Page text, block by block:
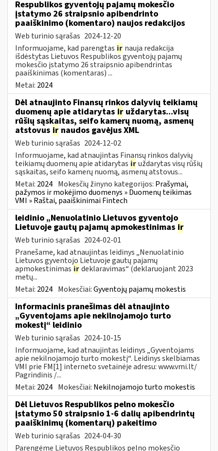
Respublikos gyventojų pajamų mokesčio
įstatymo 26 straipsnio apibendrinto
paaiškinimo (komentaro) naujos redakcijos
Web turinio sąrašas 2024-12-20
Informuojame, kad parengtas ir nauja redakcija
išdėstytas Lietuvos Respublikos gyventojų pajamų
mokesčio įstatymo 26 straipsnio apibendrintas
paaiškinimas (komentaras) ...
Metai: 2024
Dėl atnaujinto Finansų rinkos dalyvių teikiamų
duomenų apie atidarytas ir uždarytas...visų
rūšių sąskaitas, seifo kamerų nuomą, asmenų
atstovus ir naudos gavėjus XML
Web turinio sąrašas 2024-12-02
Informuojame, kad atnaujintas Finansų rinkos dalyvių
teikiamų duomenų apie atidarytas iruždarytas visų rūšių
sąskaitas, seifo kamerų nuomą, asmenų atstovus...
Metai: 2024 Mokesčių žinyno kategorijos: Prašymai,
pažymos ir mokėjimo duomenys » Duomenų teikimas
VMI » Raštai, paaiškinimai Fintech
leidinio „Nenuolatinio Lietuvos gyventojo
Lietuvoje gautų pajamų apmokestinimas ir
Web turinio sąrašas 2024-02-01
Pranešame, kad atnaujintas leidinys „Nenuolatinio
Lietuvos gyventojo Lietuvoje gautų pajamų
apmokestinimas irdeklaravimas“ (deklaruojant 2023
metų...
Metai: 2024 Mokesčiai:Gyventojų pajamų mokestis
Informacinis pranešimas dėl atnaujinto
„Gyventojams apie nekilnojamojo turto
mokestį“ leidinio
Web turinio sąrašas 2024-10-15
Informuojame, kad atnaujintas leidinys „Gyventojams
apie nekilnojamojo turto mokestį“. Leidinys skelbiamas
VMI prie FM[1] interneto svetainėje adresu: www.vmi.lt/
Pagrindinis /...
Metai: 2024 Mokesčiai: Nekilnojamojo turto mokestis
Dėl Lietuvos Respublikos pelno mokesčio
įstatymo 50 straipsnio 1-6 dalių apibendrintų
paaiškinimų (komentarų) pakeitimo
Web turinio sąrašas 2024-04-30
Parengėme Lietuvos Respublikos pelno mokesčio